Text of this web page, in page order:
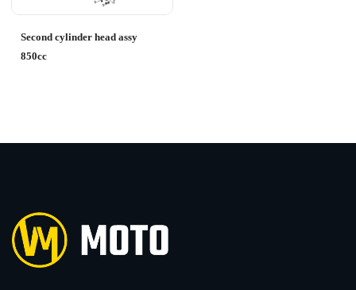
Second cylinder head assy
850cc